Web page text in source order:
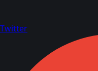
Twitter